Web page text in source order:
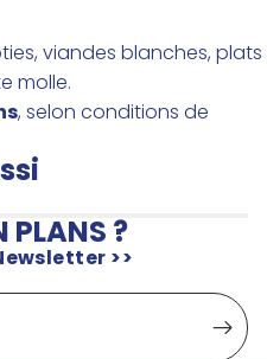
viandes blanches, plats
molle.
, selon conditions de
PLANS ?
>>